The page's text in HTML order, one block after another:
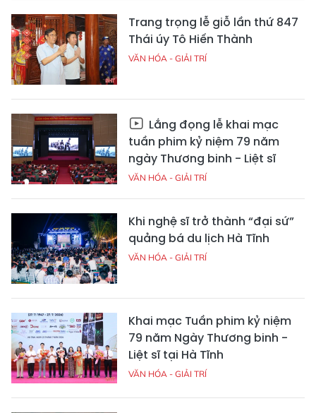
Trang trọng lễ giỗ lần thứ 847
Thái úy Tô Hiến Thành
VĂN HÓA - GIẢI TRÍ
Lắng đọng lễ khai mạc
tuần phim kỷ niệm 79 năm
ngày Thương binh - Liệt sĩ
VĂN HÓA - GIẢI TRÍ
Khi nghệ sĩ trở thành “đại sứ”
quảng bá du lịch Hà Tĩnh
VĂN HÓA - GIẢI TRÍ
Khai mạc Tuần phim kỷ niệm
79 năm Ngày Thương binh -
Liệt sĩ tại Hà Tĩnh
VĂN HÓA - GIẢI TRÍ